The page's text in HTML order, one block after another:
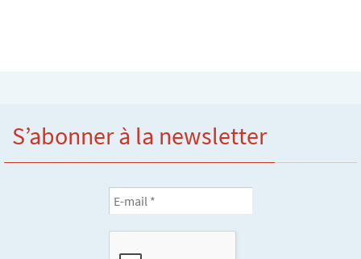
S’abonner à la newsletter